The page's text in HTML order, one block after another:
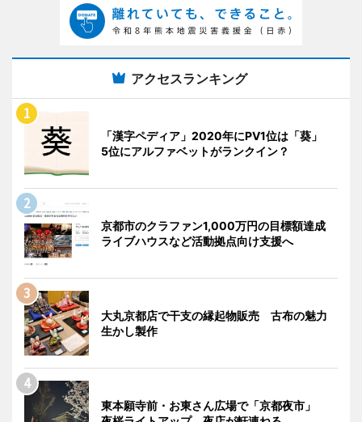
アクセスランキング
「漢字ペディア」2020年にPV1位は「葵」
5位にアルファベットがランクイン？
京都市のクラファン1,000万円の目標額達成
ライブハウスなど活動拠点向け支援へ
大丸京都店で干支の縁起物販売 古布の魅力
生かし製作
東本願寺前・お東さん広場で「京都夜市」